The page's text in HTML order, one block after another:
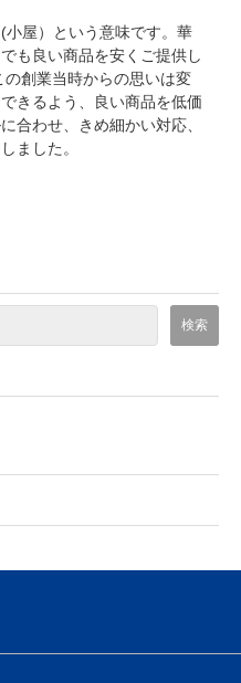
小屋）という意味です。華
も良い商品を安くご提供し
創業当時からの思いは変
きるよう、良い商品を低価
合わせ、きめ細かい対応、
ました。